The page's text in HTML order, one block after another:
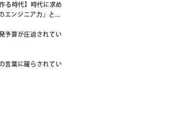
すぐ始めるべき先制
る時代】時代に求め
エンジニア力」と
予算が圧迫されてい
言葉に躍らされてい